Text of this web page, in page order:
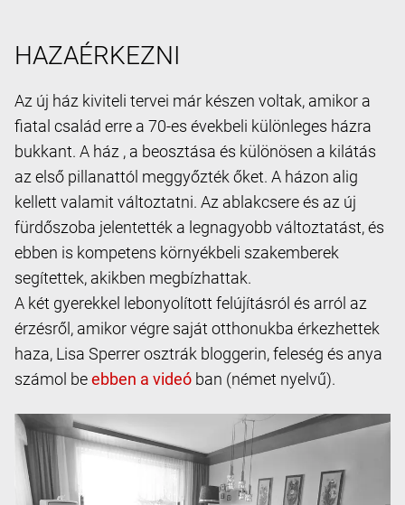
HAZAÉRKEZNI
Az új ház kiviteli tervei már készen voltak, amikor a
fiatal család erre a 70-es évekbeli különleges házra
bukkant. A ház , a beosztása és különösen a kilátás
az első pillanattól meggyőzték őket. A házon alig
kellett valamit változtatni. Az ablakcsere és az új
fürdőszoba jelentették a legnagyobb változtatást, és
ebben is kompetens környékbeli szakemberek
segítettek, akikben megbízhattak.
A két gyerekkel lebonyolított felújításról és arról az
érzésről, amikor végre saját otthonukba érkezhettek
haza, Lisa Sperrer osztrák bloggerin, feleség és anya
számol be
ban (német nyelvű).